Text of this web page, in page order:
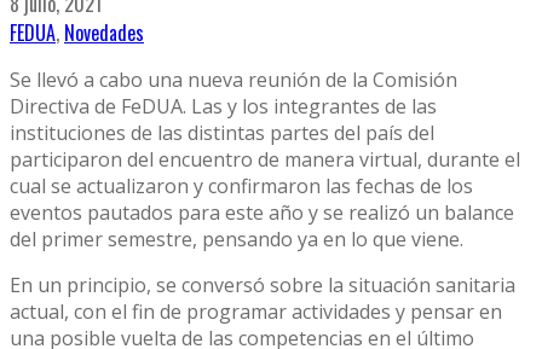
FEDUA, Novedades
Se llevó a cabo una nueva reunión de la Comisión
Directiva de FeDUA. Las y los integrantes de las
instituciones de las distintas partes del país del
participaron del encuentro de manera virtual, durante el
cual se actualizaron y confirmaron las fechas de los
eventos pautados para este año y se realizó un balance
del primer semestre, pensando ya en lo que viene.
En un principio, se conversó sobre la situación sanitaria
actual, con el fin de programar actividades y pensar en
una posible vuelta de las competencias en el último